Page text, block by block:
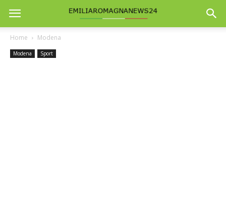
Home Modena
Modena Sport